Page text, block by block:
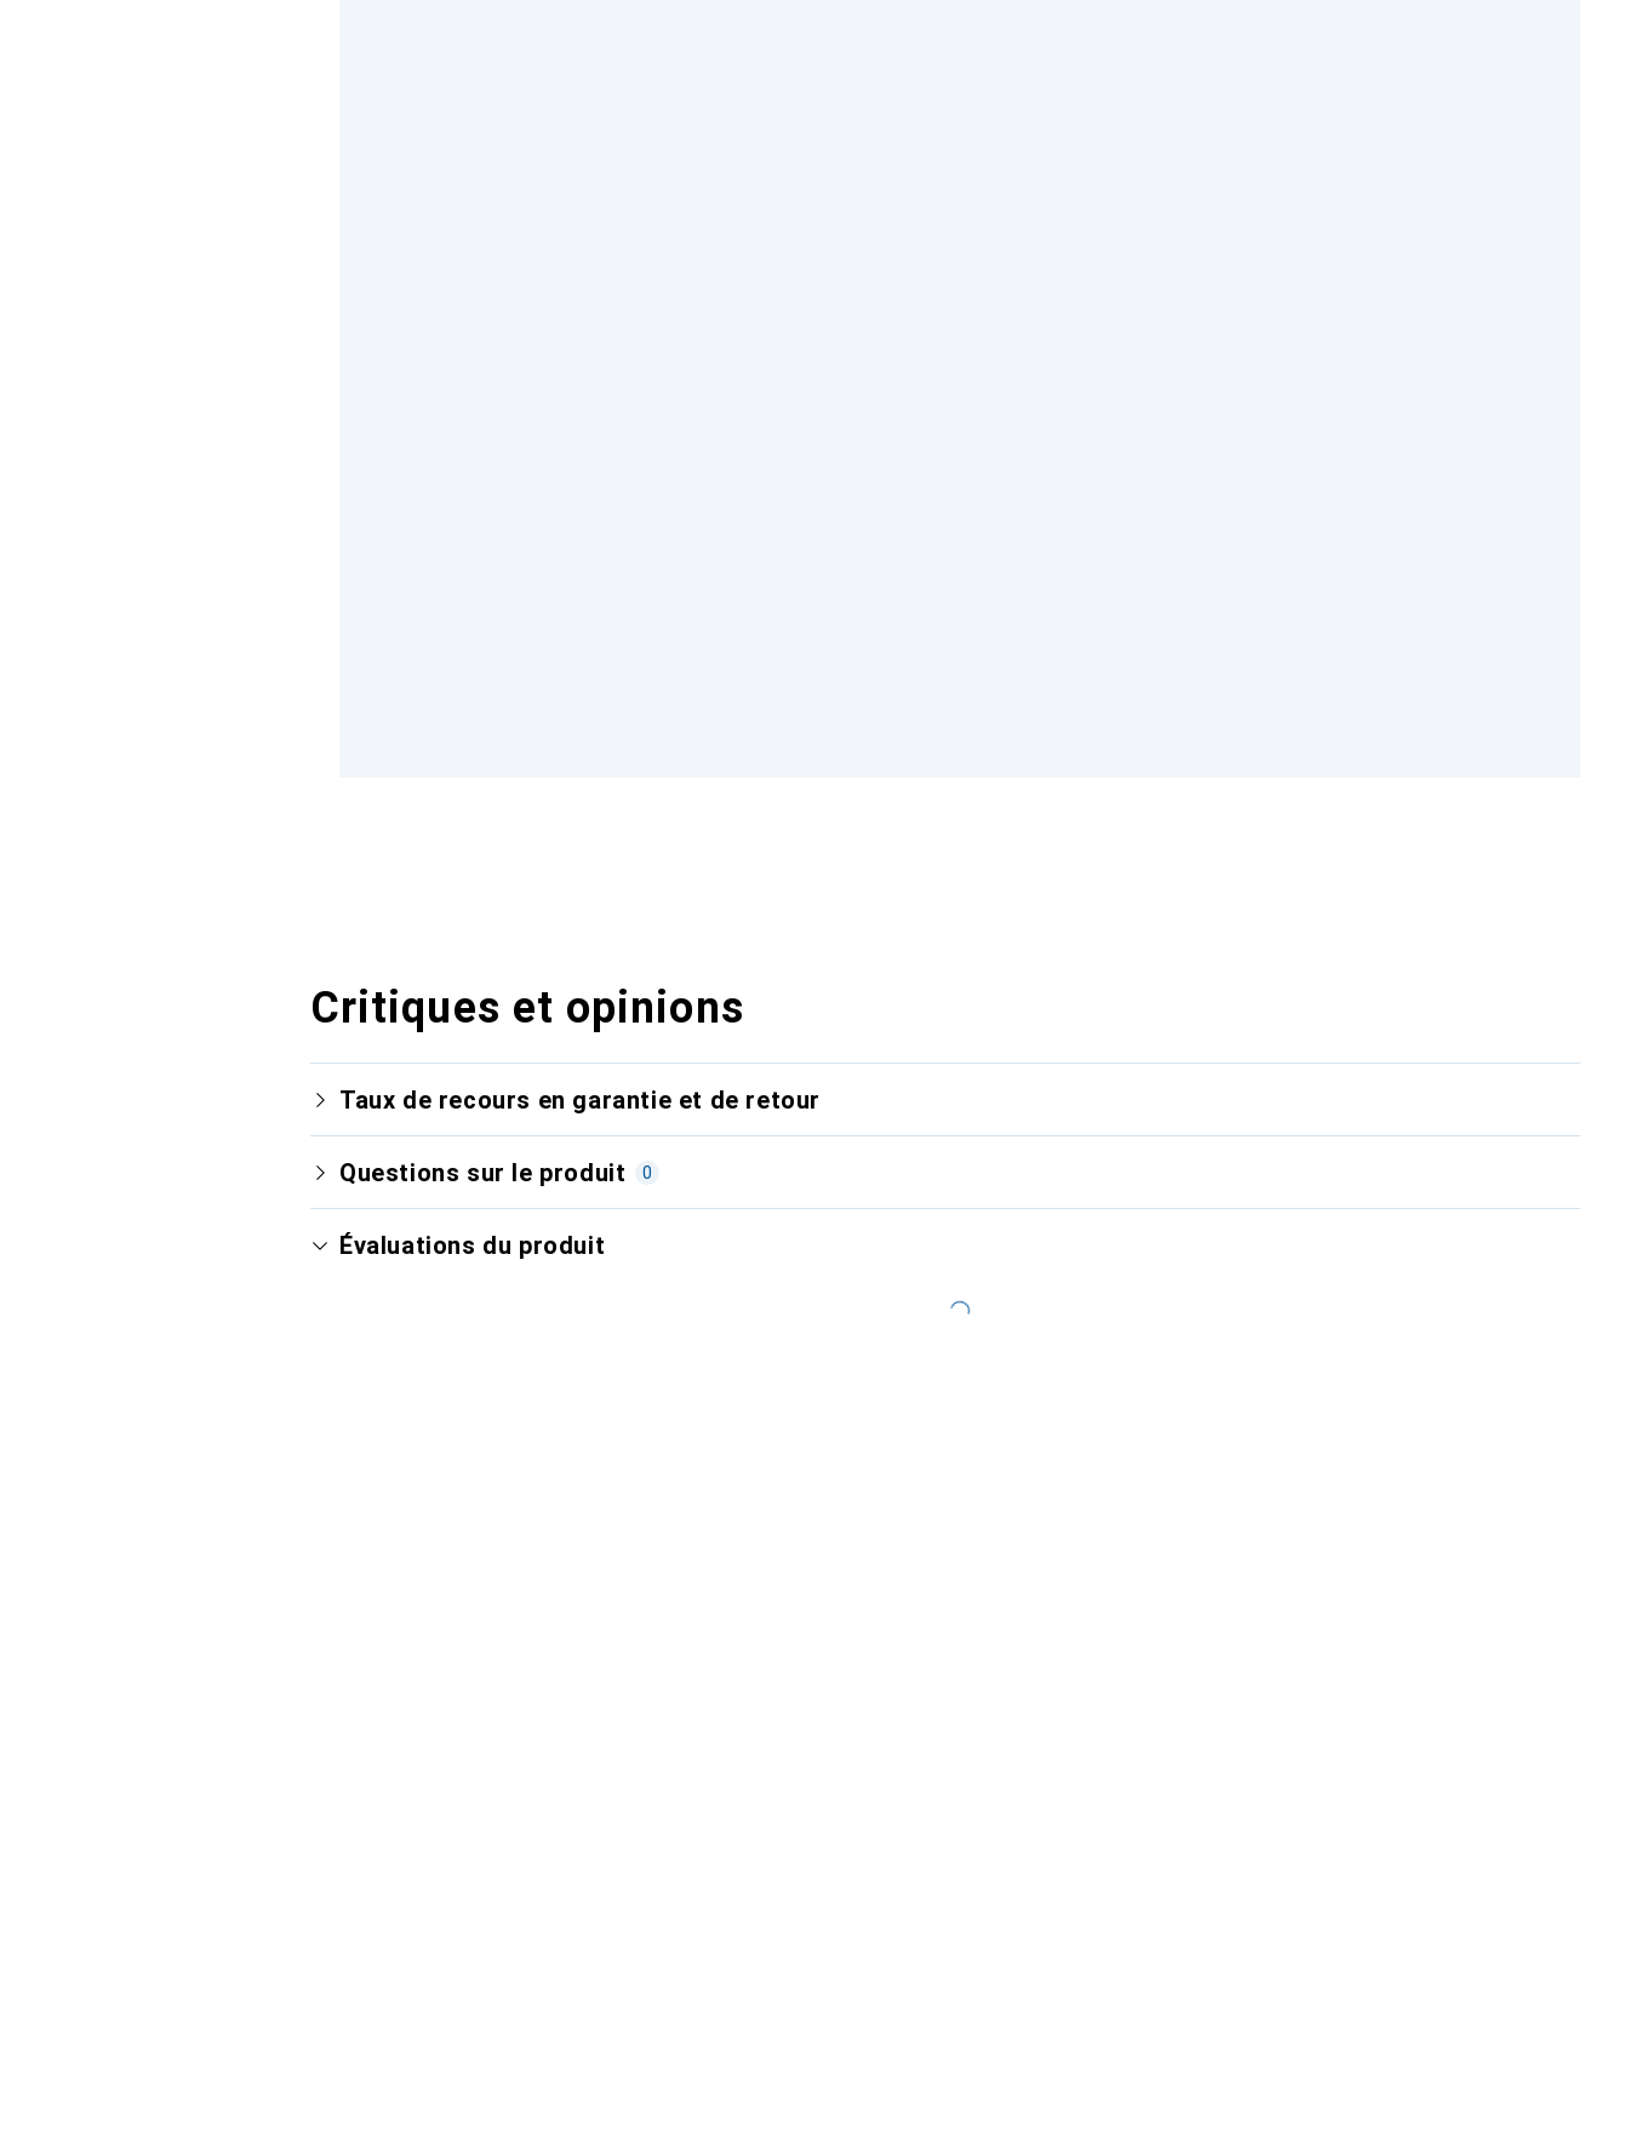
Critiques et opinions
Taux de recours en garantie et de retour
Questions sur le produit 0
Évaluations du produit